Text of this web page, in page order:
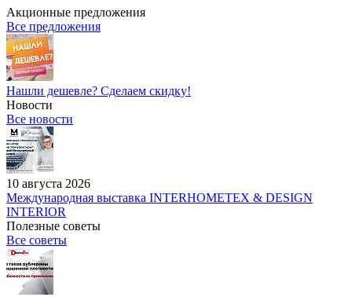
Акционные предложения
Все предложения
Нашли дешевле? Сделаем скидку!
Новости
Все новости
10 августа 2026
Международная выставка INTERHOMETEX & DESIGN
INTERIOR
Полезные советы
Все советы